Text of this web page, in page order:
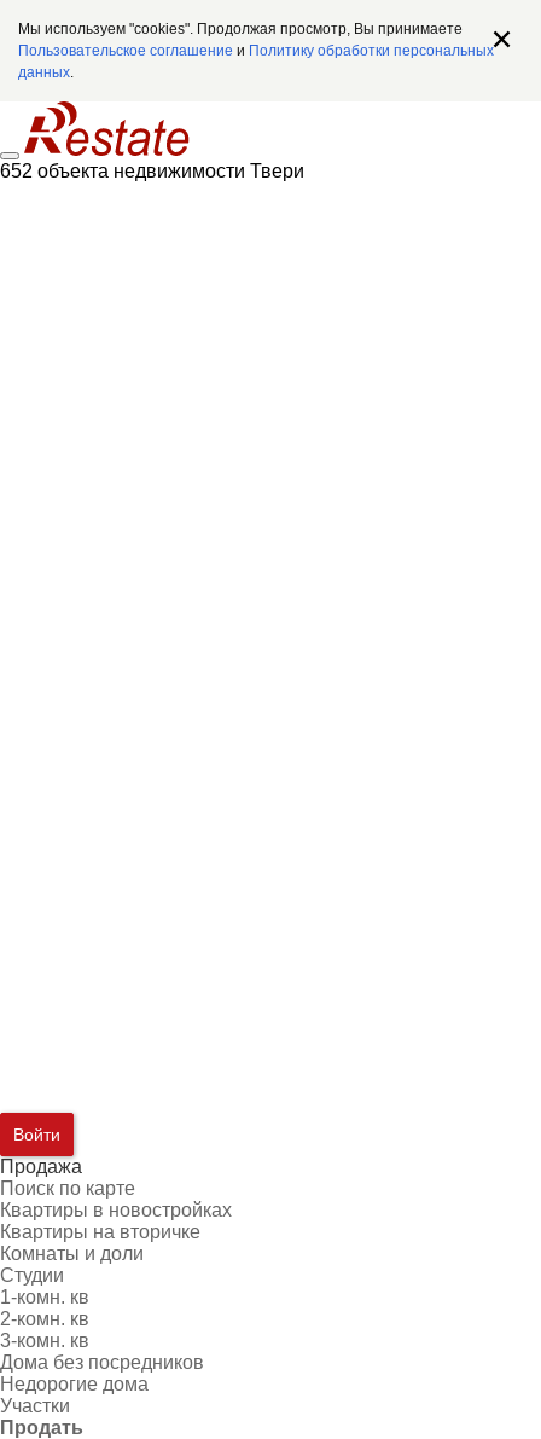
Мы используем "cookies". Продолжая просмотр, Вы принимаете
Пользовательское соглашение и Политику обработки персональных
данных.
652 объекта недвижимости Твери
Войти
Продажа
Поиск по карте
Квартиры в новостройках
Квартиры на вторичке
Комнаты и доли
Студии
1-комн. кв
2-комн. кв
3-комн. кв
Дома без посредников
Недорогие дома
Участки
Продать